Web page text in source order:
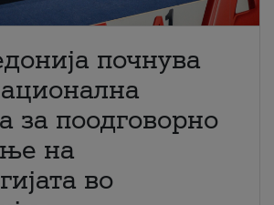
почнува
за поодговорно
на
во